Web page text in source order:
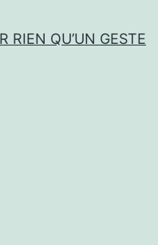
RIEN QU’UN GESTE